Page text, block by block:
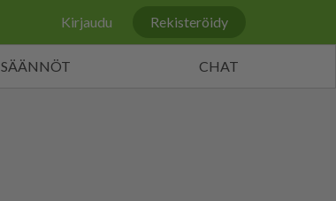
Kirjaudu Rekisteröidy
SÄÄNNÖT CHAT